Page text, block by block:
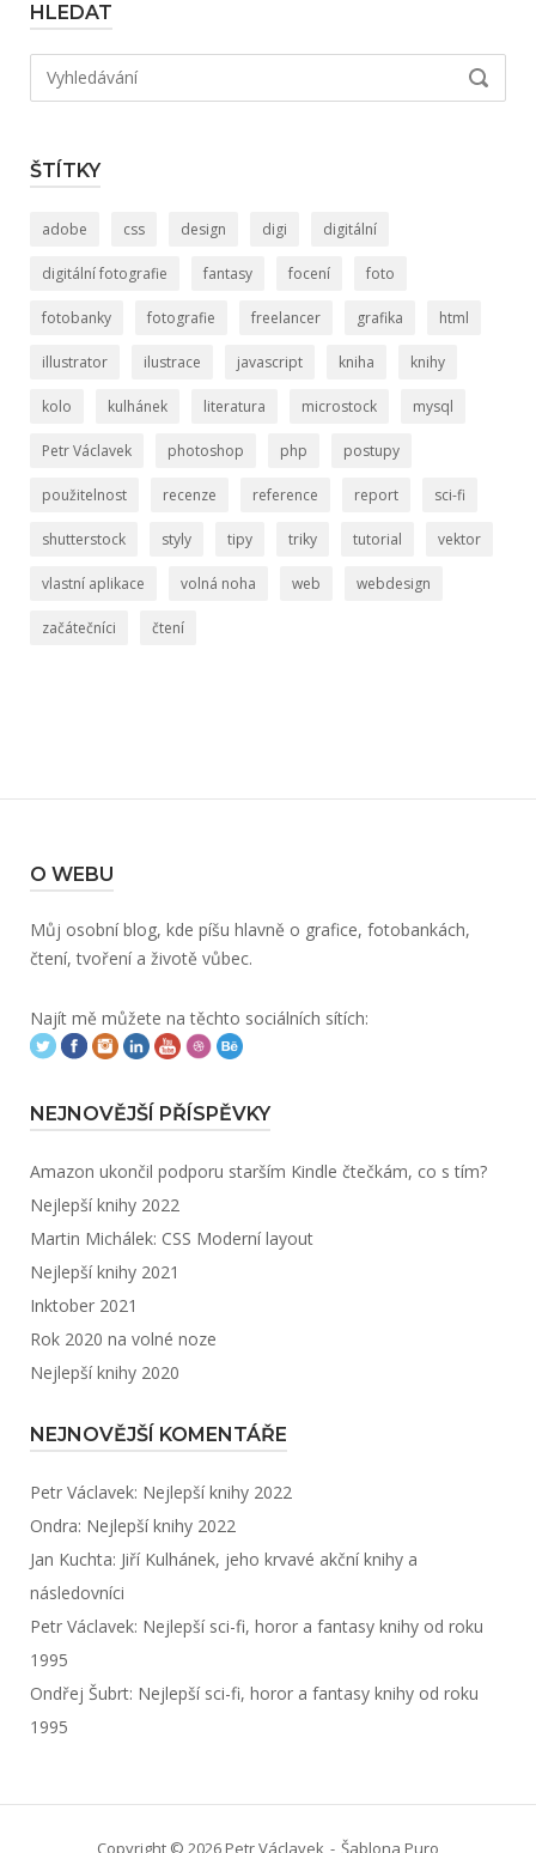
HLEDAT
Hledat:
ŠTÍTKY
adobe css design digi digitální
digitální fotografie fantasy focení foto
fotobanky fotografie freelancer grafika html
illustrator ilustrace javascript kniha knihy
kolo kulhánek literatura microstock mysql
Petr Václavek photoshop php postupy
použitelnost recenze reference report sci-fi
shutterstock styly tipy triky tutorial vektor
vlastní aplikace volná noha web webdesign
začátečníci čtení
O WEBU
Můj osobní blog, kde píšu hlavně o grafice, fotobankách,
čtení, tvoření a životě vůbec.
Najít mě můžete na těchto sociálních sítích:
NEJNOVĚJŠÍ PŘÍSPĚVKY
Amazon ukončil podporu starším Kindle čtečkám, co s tím?
Nejlepší knihy 2022
Martin Michálek: CSS Moderní layout
Nejlepší knihy 2021
Inktober 2021
Rok 2020 na volné noze
Nejlepší knihy 2020
NEJNOVĚJŠÍ KOMENTÁŘE
Petr Václavek: Nejlepší knihy 2022
Ondra: Nejlepší knihy 2022
Jan Kuchta: Jiří Kulhánek, jeho krvavé akční knihy a
následovníci
Petr Václavek: Nejlepší sci-fi, horor a fantasy knihy od roku
1995
Ondřej Šubrt: Nejlepší sci-fi, horor a fantasy knihy od roku
1995
Copyright © 2026 Petr Václavek Šablona Puro